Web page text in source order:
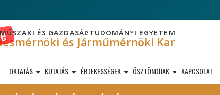
és Járműmérnöki Kar
ÉS GAZDASÁGTUDOMÁNYI EGYETEM
OKTATÁS KUTATÁS ÉRDEKESSÉGEK ÖSZTÖNDÍJAK KAPCSOLAT